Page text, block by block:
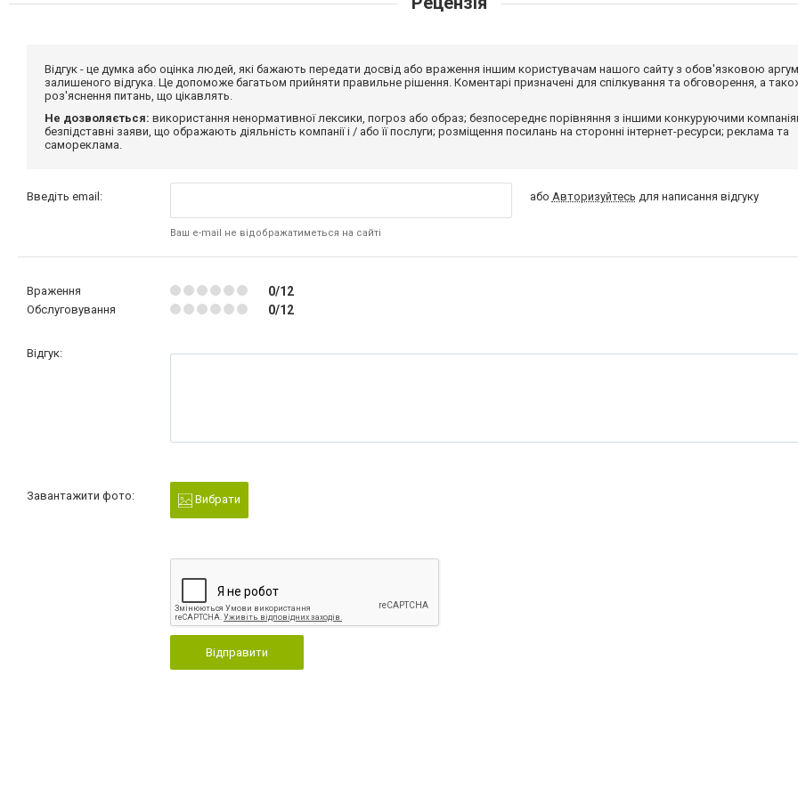
Відгук - це думка або оцінка людей, які бажають передати досвід або враження іншим користувачам нашого сайту з обов'язковою
залишеного відгука. Це допоможе багатьом прийняти правильне рішення. Коментарі призначені для спілкування та обговорення, а
роз'яснення питань, що цікавлять.
Не дозволяється: використання ненормативної лексики, погроз або образ; безпосереднє порівняння з іншими конкуруючими
безпідставні заяви, що ображають діяльність компанії і / або її послуги; розміщення посилань на сторонні інтернет-ресурси; реклама та
самореклама.
Введіть email:
Ваш e-mail не відображатиметься на сайті
або Авторизуйтесь для написання відгуку
Враження 0/12
Обслуговування 0/12
Відгук:
Завантажити фото: Вибрати
Відправити